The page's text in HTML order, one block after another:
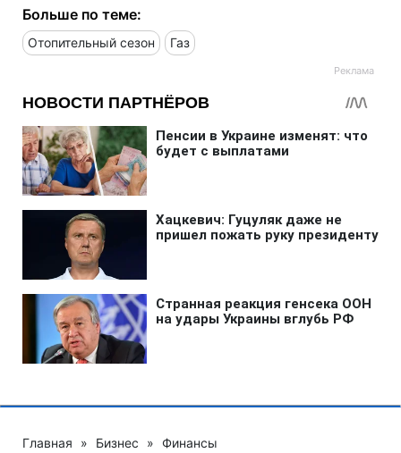
Больше по теме:
Отопительный сезон Газ
Главная » Бизнес » Финансы